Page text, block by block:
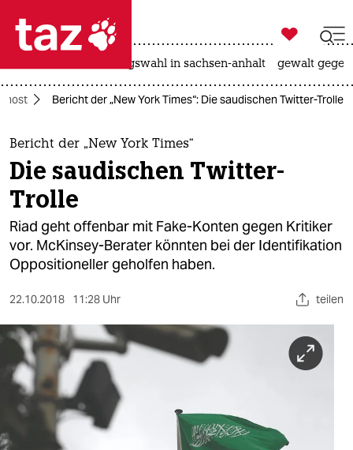
 taz zahl ich
taz zahl ich
themen
politik
öko
gesellschaft
sport
berlin
nord
wahrheit

taz zahl ich
landtagswahl in sachsen-anhalt gewalt
Bericht der „New York Times“: Die saudischen Twitter-Trolle
Bericht der „New York Times“
Die saudischen Twitter-
Trolle
Riad geht offenbar mit Fake-Konten gegen Kritiker
vor. McKinsey-Berater könnten bei der Identifikation
Oppositioneller geholfen haben.
22.10.2018 11:28 Uhr teilen